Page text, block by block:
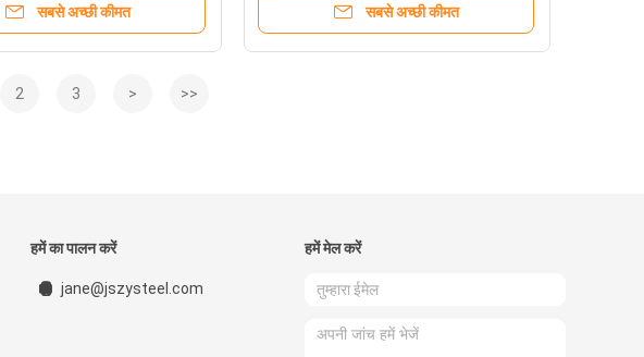
सबसे अच्छी कीमत सबसे अच्छी कीमत
2 3 > >>
हमें का पालन करें
jane@jszysteel.com
हमें मेल करें